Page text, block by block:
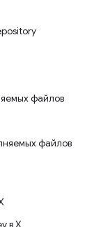
файлов
файлов
в X